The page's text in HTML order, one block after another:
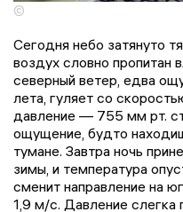
©
Сегодня небо затянуто
воздух словно пропитан
северный ветер, едва
лета, гуляет со
давление — 755 мм рт.
ощущение, будто
тумане. Завтра ночь
зимы, и температура
сменит направление на
1,9 м/с. Давление